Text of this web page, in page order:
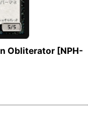
Obliterator [NPH-